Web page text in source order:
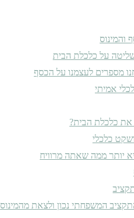
והמינוס
על כלכלת הבית
אמיתי
כלכלת הבית?
כלכלי
יותר ממה שאתה מרוויח
המשפחתי נכון ולצאת מהמינוס